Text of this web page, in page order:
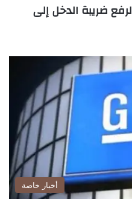
ضريبة الدخل إلى
أخبار خاصة